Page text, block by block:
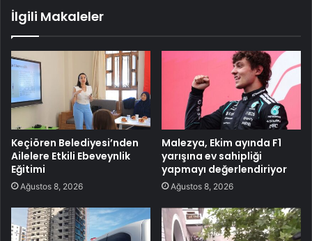
İlgili Makaleler
Keçiören Belediyesi’nden
Ailelere Etkili Ebeveynlik
Eğitimi
Ağustos 8, 2026
Malezya, Ekim ayında F1
yarışına ev sahipliği
yapmayı değerlendiriyor
Ağustos 8, 2026